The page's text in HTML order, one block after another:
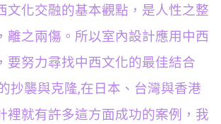
文化交融的基本觀點，是人性之整
離之兩傷。所以室內設計應用中西
要努力尋找中西文化的最佳結合
抄襲與克隆,在日本、台灣與香港
裡就有許多這方面成功的案例，我